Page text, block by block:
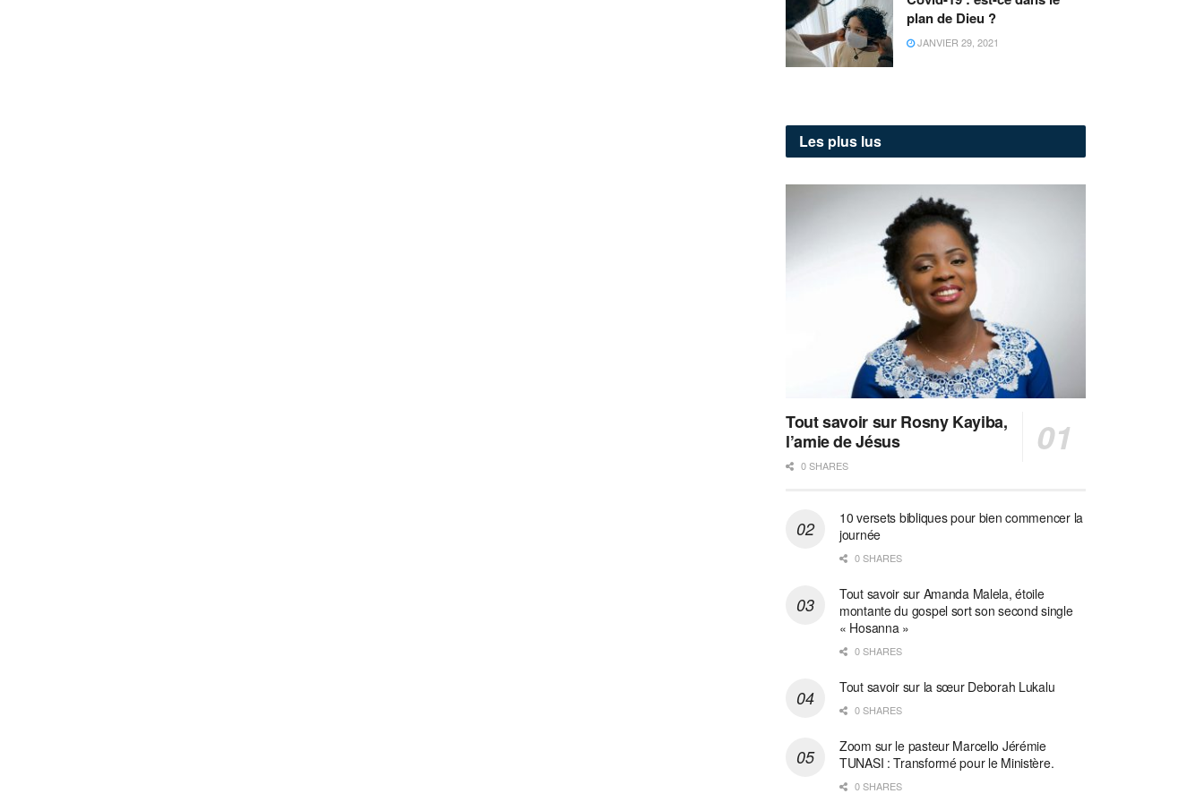
plan de Dieu ?
JANVIER 29, 2021
Les plus lus
Tout savoir sur Rosny Kayiba,
l’amie de Jésus
0 SHARES
10 versets bibliques pour bien commencer la
journée
0 SHARES
Tout savoir sur Amanda Malela, étoile
montante du gospel sort son second single
« Hosanna »
0 SHARES
Tout savoir sur la sœur Deborah Lukalu
0 SHARES
Zoom sur le pasteur Marcello Jérémie
TUNASI : Transformé pour le Ministère.
0 SHARES